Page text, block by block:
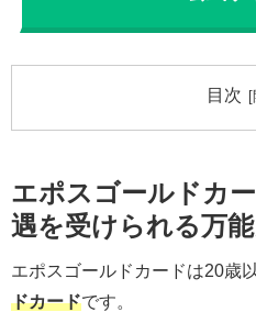
目次
エポスゴールドカ
遇を受けられる万能
エポスゴールドカードは20歳
ドカードです。